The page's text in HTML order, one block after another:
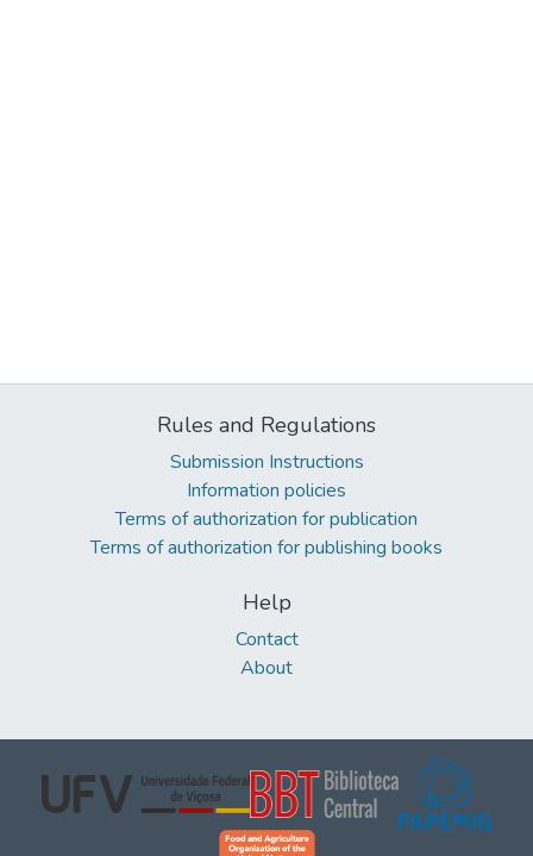
Rules and Regulations
Submission Instructions
Information policies
Terms of authorization for publication
Terms of authorization for publishing books
Help
Contact
About